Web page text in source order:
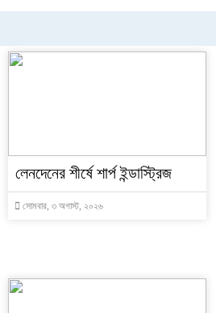
লেনদেনের শীর্ষে শার্প ইন্ডাস্ট্রিজ
সোমবার, ৩ অগাস্ট, ২০২৬